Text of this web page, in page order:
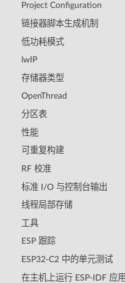
Project Configuration
链接器脚本生成机制
低功耗模式
lwIP
存储器类型
OpenThread
分区表
性能
可重复构建
RF 校准
标准 I/O 与控制台输出
线程局部存储
工具
ESP 跟踪
ESP32-C2 中的单元测试
在主机上运行 ESP-IDF 应